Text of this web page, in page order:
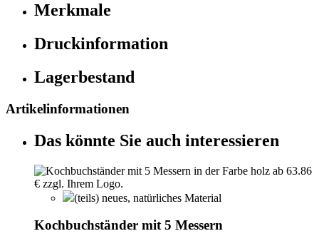
Merkmale
Druckinformation
Lagerbestand
Artikelinformationen
Das könnte Sie auch interessieren
(teils) neues, natürliches Material
Kochbuchständer mit 5 Messern